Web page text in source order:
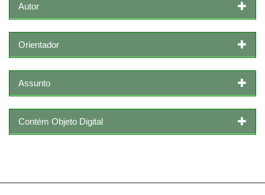
Autor
Orientador
Assunto
Contém Objeto Digital